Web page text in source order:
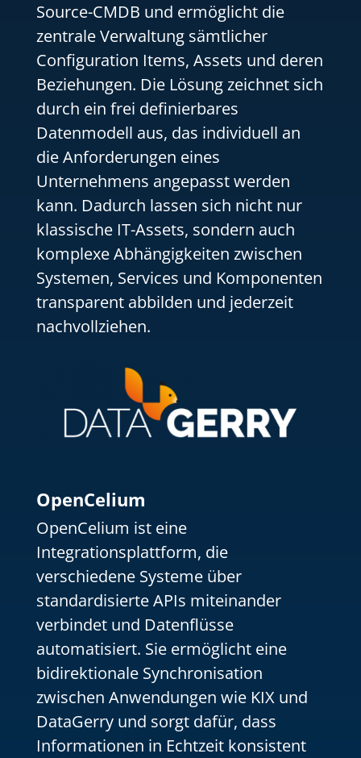
Source-CMDB und ermöglicht die
zentrale Verwaltung sämtlicher
Configuration Items, Assets und deren
Beziehungen. Die Lösung zeichnet sich
durch ein frei definierbares
Datenmodell aus, das individuell an
die Anforderungen eines
Unternehmens angepasst werden
kann. Dadurch lassen sich nicht nur
klassische IT-Assets, sondern auch
komplexe Abhängigkeiten zwischen
Systemen, Services und Komponenten
transparent abbilden und jederzeit
nachvollziehen.
OpenCelium
OpenCelium ist eine
Integrationsplattform, die
verschiedene Systeme über
standardisierte APIs miteinander
verbindet und Datenflüsse
automatisiert. Sie ermöglicht eine
bidirektionale Synchronisation
zwischen Anwendungen wie KIX und
DataGerry und sorgt dafür, dass
Informationen in Echtzeit konsistent